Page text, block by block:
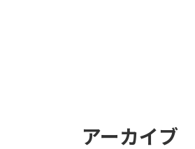
アーカイブ